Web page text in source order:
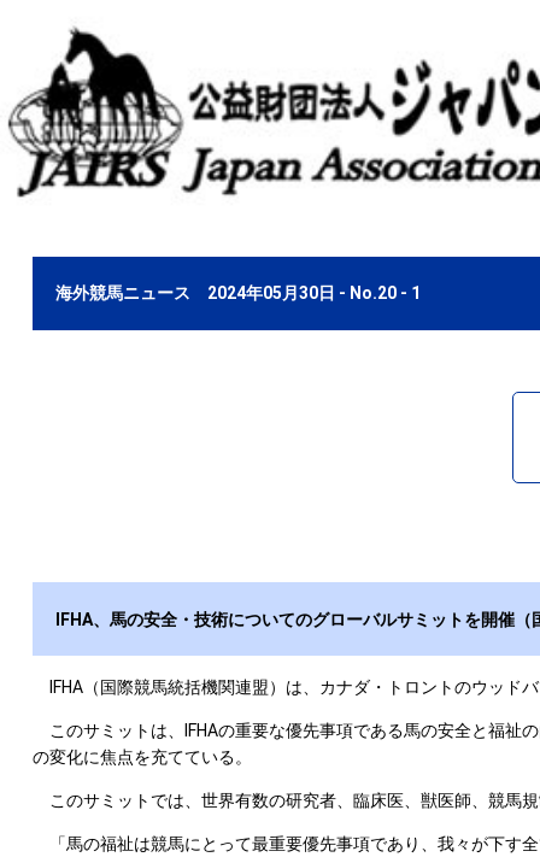
海外競馬ニュース 2024年05月30日 - No.20 - 1
IFHA、馬の安全・技術についてのグローバルサミットを開催（
IFHA（国際競馬統括機関連盟）は、カナダ・トロントのウッド
このサミットは、IFHAの重要な優先事項である馬の安全と福祉
の変化に焦点を充てている。
このサミットでは、世界有数の研究者、臨床医、獣医師、競馬
「馬の福祉は競馬にとって最重要優先事項であり、我々が下す